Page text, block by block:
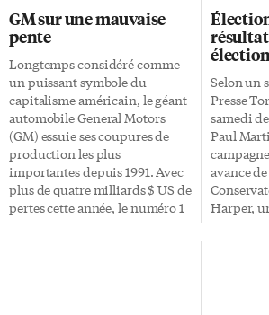
minoritaires de langues
officielles. Le projet de loi
précise la portée de la Loi sur
les langues officielles. Il
renforce le caractère exécutoire
de la partie VII de la Loi,
traitant des obligations du
gouvernement fédéral à […]
de la
Charte
amorcé
1997 et
Sommet
[…]
GM sur une mauvaise
pente
Longtemps considéré comme
un puissant symbole du
capitalisme américain, le géant
automobile General Motors
(GM) essuie ses coupures de
production les plus
importantes depuis 1991. Avec
plus de quatre milliards $ US de
pertes cette année, le numéro 1
Selon un
Presse
samedi
Paul
avance
Harper,